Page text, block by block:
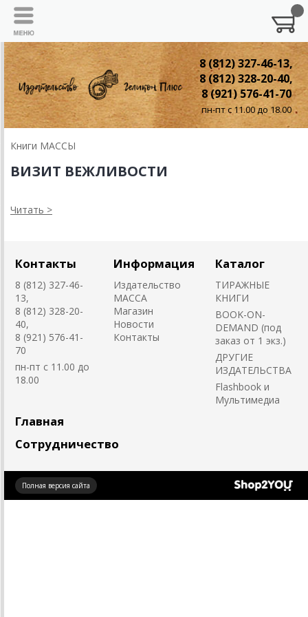
8 (812) 327-46-13,
8 (812) 328-20-40,
8 (921) 576-41-70
пн-пт с 11.00 до 18.00
Книги МАССЫ
ВИЗИТ ВЕЖЛИВОСТИ
Читать >
Контакты
8 (812) 327-46-
13,
8 (812) 328-20-
40,
8 (921) 576-41-
70
пн-пт с 11.00 до
18.00
Информация
Издательство
MACCA
Магазин
Новости
Контакты
Каталог
ТИРАЖНЫЕ
КНИГИ
BOOK-ON-
DEMAND (под
заказ от 1 экз.)
ДРУГИЕ
ИЗДАТЕЛЬСТВА
Flashbook и
Мультимедиа
Главная
Сотрудничество
Полная версия сайта